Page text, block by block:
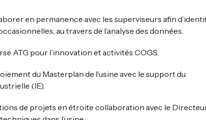
en permanence avec les superviseurs afin
au travers de l’analyse des données.
ATG pour l’innovation et activités COGS.
du Masterplan de l’usine avec le support du
(IE).
de projets en étroite collaboration avec le